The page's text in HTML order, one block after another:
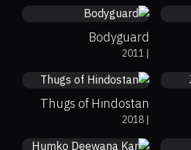
Bodyguard
|
2011
4
20%
Thugs of Hindostan
|
2018
5.2